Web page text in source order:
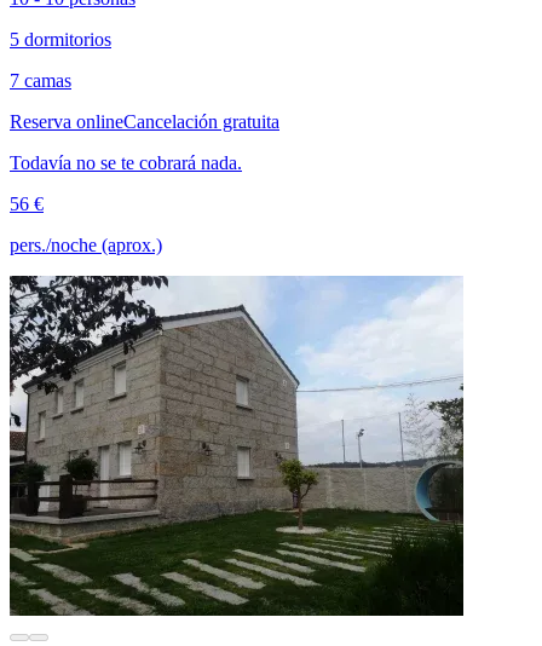
5 dormitorios
7 camas
Reserva onlineCancelación gratuita
Todavía no se te cobrará nada.
56 €
pers./noche (aprox.)